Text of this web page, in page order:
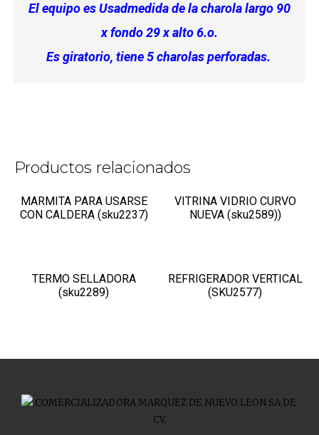
El equipo es Usadmedida de la charola largo 90
x fondo 29 x alto 6.o.
Es giratorio, tiene 5 charolas perforadas.
Productos relacionados
MARMITA PARA USARSE
CON CALDERA (sku2237)
VITRINA VIDRIO CURVO
NUEVA (sku2589))
TERMO SELLADORA
(sku2289)
REFRIGERADOR VERTICAL
(SKU2577)